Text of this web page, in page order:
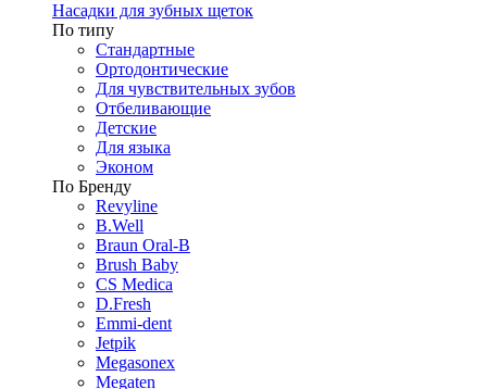
Насадки для зубных щеток
По типу
Стандартные
Ортодонтические
Для чувствительных зубов
Отбеливающие
Детские
Для языка
Эконом
По Бренду
Revyline
B.Well
Braun Oral-B
Brush Baby
CS Medica
D.Fresh
Emmi-dent
Jetpik
Megasonex
Megaten